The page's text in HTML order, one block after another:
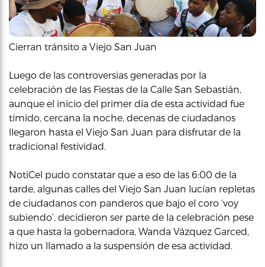
Cierran tránsito a Viejo San Juan
Luego de las controversias generadas por la
celebración de las Fiestas de la Calle San Sebastián,
aunque el inicio del primer día de esta actividad fue
tímido, cercana la noche, decenas de ciudadanos
llegaron hasta el Viejo San Juan para disfrutar de la
tradicional festividad.
NotiCel pudo constatar que a eso de las 6:00 de la
tarde, algunas calles del Viejo San Juan lucían repletas
de ciudadanos con panderos que bajo el coro ‘voy
subiendo’, decidieron ser parte de la celebración pese
a que hasta la gobernadora, Wanda Vázquez Garced,
hizo un llamado a la suspensión de esa actividad.